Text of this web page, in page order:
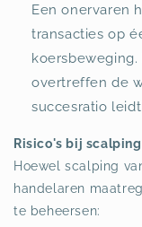
Een onervaren
transacties op
overtreffen de
succesratio
Risico's bij
Hoewel scalping
handelaren
te beheersen: